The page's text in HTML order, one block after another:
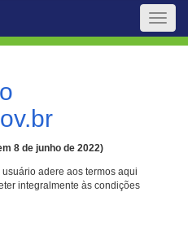
Toggle
8 de junho de 2022)
usuário adere aos termos aqui
integralmente às condições